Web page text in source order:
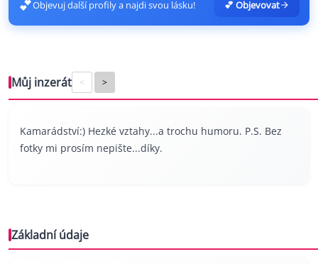
💕Objevuj další profily a najdi svou lásku! 💕 Objevovat
Můj inzerát < >
Kamarádství:) Hezké vztahy...a trochu humoru. P.S. Bez
fotky mi prosím nepište...díky.
Základní údaje